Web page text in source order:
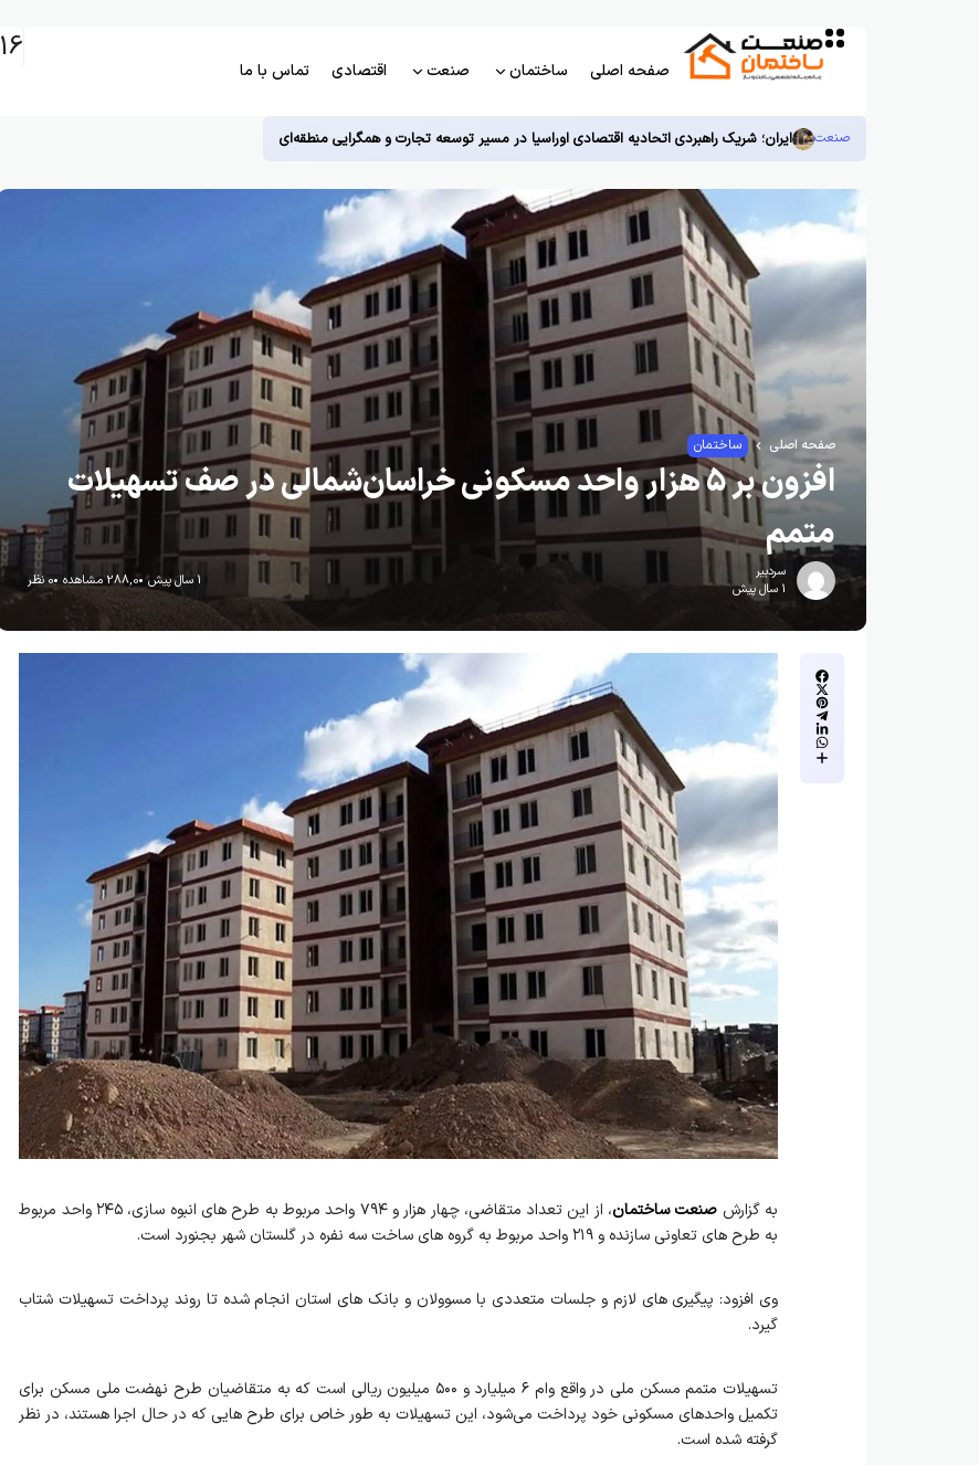
صفحه اصلی ساختمان صنعت اقتصادی تماس با ما
16
صنعت ایران؛ شریک راهبردی اتحادیه اقتصادی اوراسیا در مسیر توسعه تجارت و همگرایی منطقه‌ای
صفحه اصلی ساختمان
افزون بر ۵ هزار واحد مسکونی خراسان‌شمالی در صف تسهیلات
متمم
سردبیر
1 سال پیش
1 سال پیش 288,0 مشاهده 0 نظر
به گزارش صنعت ساختمان
، از این تعداد متقاضی، چهار هزار و ۷۹۴ واحد مربوط به طرح های انبوه سازی، ۲۴۵ واحد مربوط
به طرح های تعاونی سازنده و ۲۱۹ واحد مربوط به گروه های ساخت سه نفره در گلستان شهر بجنورد است.
وی افزود: پیگیری های لازم و جلسات متعددی با مسوولان و بانک های استان انجام شده تا روند پرداخت تسهیلات شتاب
گیرد.
تسهیلات متمم مسکن ملی در واقع وام ۶ میلیارد و ۵۰۰ میلیون ریالی است که به متقاضیان طرح نهضت ملی مسکن برای
تکمیل واحدهای مسکونی خود پرداخت می‌شود، این تسهیلات به طور خاص برای طرح هایی که در حال اجرا هستند، در نظر
گرفته شده است.